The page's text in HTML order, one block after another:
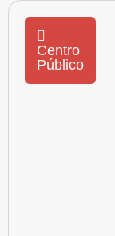
Centro
Público